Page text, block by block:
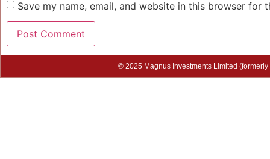
Save my name, email, and website in this browser for
© 2025 Magnus Investments Limited